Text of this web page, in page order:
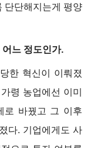
단단해지는게 평양
느 정도인가.
한 혁신이 이뤄졌
령 농업에선 이미
로 바꿨고 그 이후
다. 기업에게도 사